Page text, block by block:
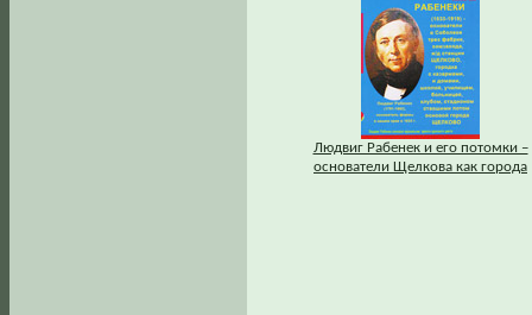
Людвиг Рабенек и его потомки –
основатели Щелкова как города